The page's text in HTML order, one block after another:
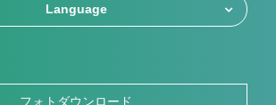
Language
フォトダウンロード